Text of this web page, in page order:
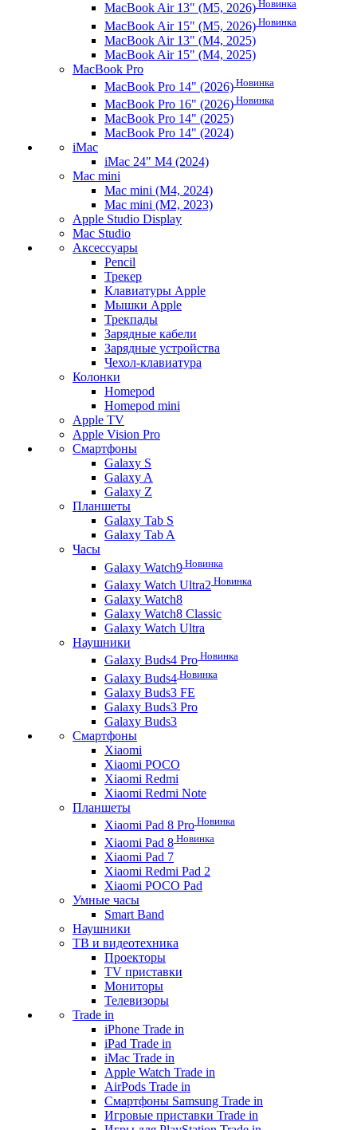
MacBook Air 13" (M5, 2026) Новинка
MacBook Air 15" (M5, 2026) Новинка
MacBook Air 13" (M4, 2025)
MacBook Air 15" (M4, 2025)
MacBook Pro
MacBook Pro 14" (2026) Новинка
MacBook Pro 16" (2026) Новинка
MacBook Pro 14" (2025)
MacBook Pro 14" (2024)
iMac
iMac 24" M4 (2024)
Mac mini
Mac mini (M4, 2024)
Mac mini (M2, 2023)
Apple Studio Display
Mac Studio
Аксессуары
Pencil
Трекер
Клавиатуры Apple
Мышки Apple
Трекпады
Зарядные кабели
Зарядные устройства
Чехол-клавиатура
Колонки
Homepod
Homepod mini
Apple TV
Apple Vision Pro
Смартфоны
Galaxy S
Galaxy A
Galaxy Z
Планшеты
Galaxy Tab S
Galaxy Tab A
Часы
Galaxy Watch9 Новинка
Galaxy Watch Ultra2 Новинка
Galaxy Watch8
Galaxy Watch8 Classic
Galaxy Watch Ultra
Наушники
Galaxy Buds4 Pro Новинка
Galaxy Buds4 Новинка
Galaxy Buds3 FE
Galaxy Buds3 Pro
Galaxy Buds3
Смартфоны
Xiaomi
Xiaomi POCO
Xiaomi Redmi
Xiaomi Redmi Note
Планшеты
Xiaomi Pad 8 Pro Новинка
Xiaomi Pad 8 Новинка
Xiaomi Pad 7
Xiaomi Redmi Pad 2
Xiaomi POCO Pad
Умные часы
Smart Band
Наушники
ТВ и видеотехника
Проекторы
TV приставки
Мониторы
Телевизоры
Trade in
iPhone Trade in
iPad Trade in
iMac Trade in
Apple Watch Trade in
AirPods Trade in
Смартфоны Samsung Trade in
Игровые приставки Trade in